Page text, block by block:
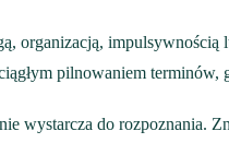
organizacją,
pilnowaniem terminów,
wystarcza do